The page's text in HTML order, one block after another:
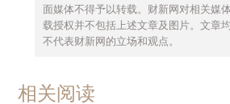
面媒体不得予以转载。财新网对相关媒
载授权并不包括上述文章及图片。文章
不代表财新网的立场和观点。
相关阅读